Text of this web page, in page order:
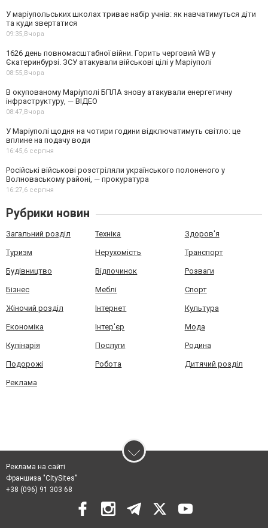
У маріупольських школах триває набір учнів: як навчатимуться діти
та куди звертатися
09:35, Вчора
1626 день повномасштабної війни. Горить черговий WB у
Єкатеринбурзі. ЗСУ атакували військові цілі у Маріуполі
08:55, Вчора
В окупованому Маріуполі БПЛА знову атакували енергетичну
інфраструктуру, — ВІДЕО
08:47, Вчора
У Маріуполі щодня на чотири години відключатимуть світло: це
вплине на подачу води
16:45,6 серпня
Російські військові розстріляли українського полоненого у
Волноваському районі, — прокуратура
16:27,6 серпня
Рубрики новин
Загальний розділ Техніка Здоров'я
Туризм Нерухомість Транспорт
Будівництво Відпочинок Розваги
Бізнес Меблі Спорт
Жіночий розділ Інтернет Культура
Економіка Інтер'єр Мода
Кулінарія Послуги Родина
Подорожі Робота Дитячий розділ
Реклама
Реклама на сайті
Франшиза "CitySites"
+38 (096) 91 303 68